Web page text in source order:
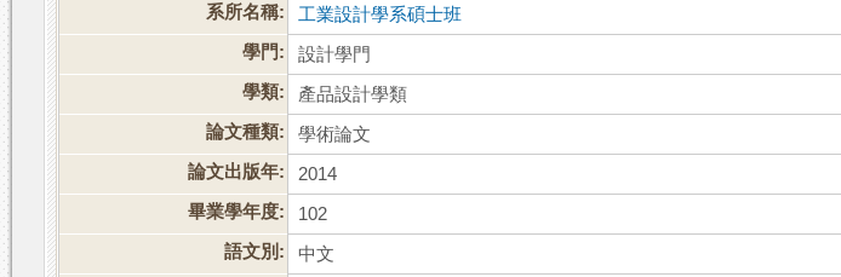
系所名稱:
工業設計學系碩士班
學門:
設計學門
學類:
產品設計學類
論文種類:
學術論文
論文出版年:
2014
畢業學年度:
102
語文別:
中文